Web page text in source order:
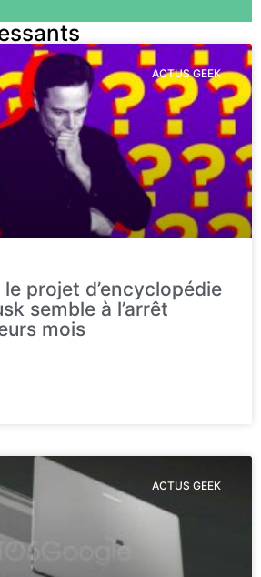
ACTUS GEEK
projet d’encyclopédie
semble à l’arrêt
mois
ACTUS GEEK